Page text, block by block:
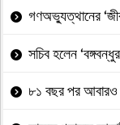
গণঅভ্যুত্থানের
সচিব হলেন
৮১ বছর পর আবারও